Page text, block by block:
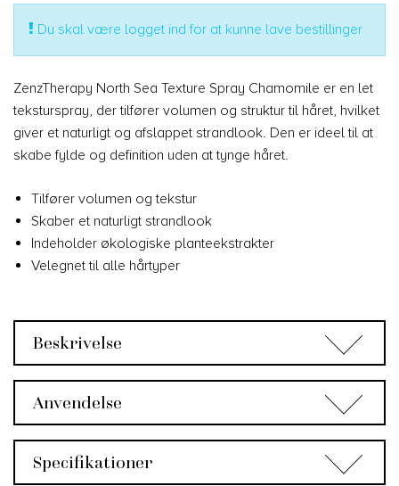
Du skal være logget ind for at kunne lave bestillinger
ZenzTherapy North Sea Texture Spray Chamomile er en let
teksturspray, der tilfører volumen og struktur til håret, hvilket
giver et naturligt og afslappet strandlook. Den er ideel til at
skabe fylde og definition uden at tynge håret.
Tilfører volumen og tekstur
Skaber et naturligt strandlook
Indeholder økologiske planteekstrakter
Velegnet til alle hårtyper
Beskrivelse
Anvendelse
Specifikationer